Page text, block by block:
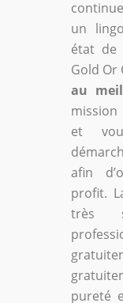
un
état de
Gold Or
au
mission
et
afin
profit.
très
pureté